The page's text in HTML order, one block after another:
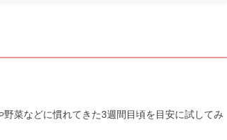
菜などに慣れてきた3週間目頃を目安に試してみ